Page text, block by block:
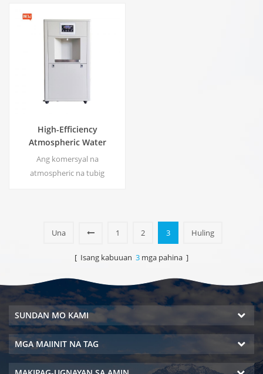
High-Efficiency
Atmospheric Water
Generator |
Tahanan/Komersyal na
Eco-Friendly na Device |
Ang komersyal na
atmospheric na tubig
tama para sa pag-inom kahit
Una 1 2 3 Huling
[ Isang kabuuan 3 mga pahina ]
SUNDAN MO KAMI
MGA MAIINIT NA TAG